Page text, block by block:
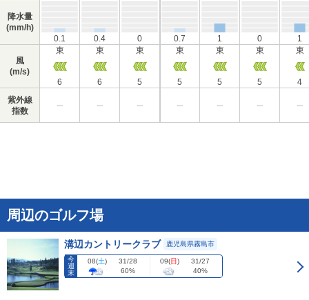
降水量
(mm/h)
0.1
0.4 0 0.7 1 0 1
風
(m/s)
東
6
東
6
東
5
東
5
東
5
東
5
東
4
紫外線
指数
--- --- --- --- --- --- ---
周辺のゴルフ場
溝辺カントリークラブ
鹿児島県霧島市
今
週
末
08(土)
31/28
60%
09(日)
31/27
40%